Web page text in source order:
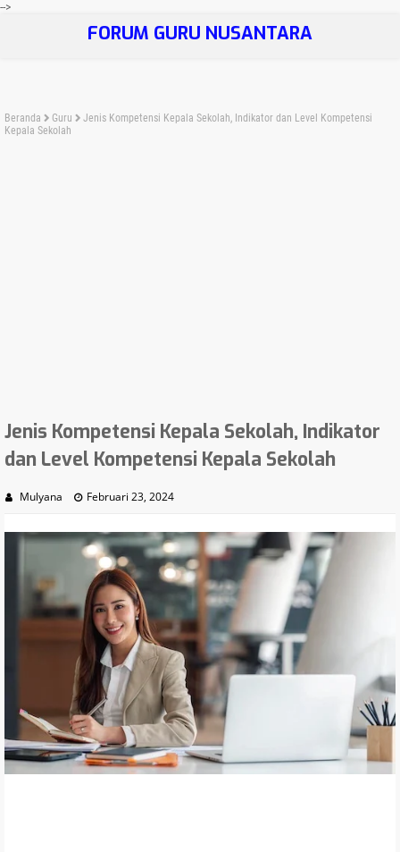
-->
FORUM GURU NUSANTARA
Beranda Guru
Jenis Kompetensi Kepala Sekolah, Indikator dan Level Kompetensi
Kepala Sekolah
Jenis Kompetensi Kepala Sekolah, Indikator
dan Level Kompetensi Kepala Sekolah
Mulyana Februari 23, 2024